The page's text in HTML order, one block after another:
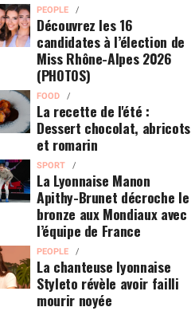
PEOPLE
Découvrez les 16
candidates à l’élection de
Miss Rhône-Alpes 2026
(PHOTOS)
FOOD
La recette de l'été :
Dessert chocolat, abricots
et romarin
SPORT
La Lyonnaise Manon
Apithy-Brunet décroche le
bronze aux Mondiaux avec
l’équipe de France
PEOPLE
La chanteuse lyonnaise
Styleto révèle avoir failli
mourir noyée